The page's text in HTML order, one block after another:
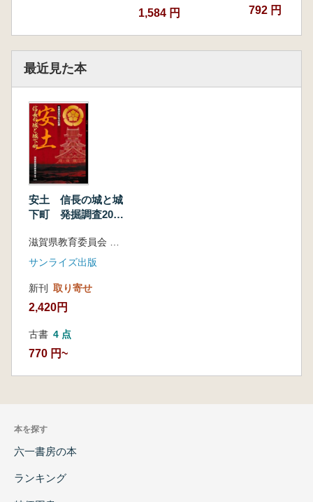
1,584 円 792 円
最近見た本
安土 信長の城と城
下町 発掘調査20年
サンライズ出版
新刊 取り寄せ
2,420円
古書 4 点
770 円~
本を探す
六一書房の本
ランキング